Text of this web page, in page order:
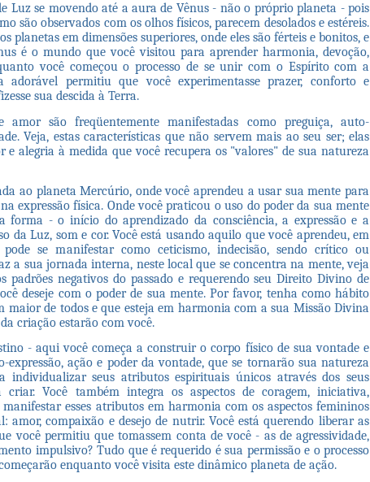
Luz se movendo até a aura de Vênus - não o próprio planeta - pois
são observados com os olhos físicos, parecem desolados e estéreis.
planetas em dimensões superiores, onde eles são férteis e bonitos, e
é o mundo que você visitou para aprender harmonia, devoção,
você começou o processo de se unir com o Espírito com a
adorável permitiu que você experimentasse prazer, conforto e
sua descida à Terra.
amor são freqüentemente manifestadas como preguiça, auto-
Veja, estas características que não servem mais ao seu ser; elas
e alegria à medida que você recupera os "valores" de sua natureza
ao planeta Mercúrio, onde você aprendeu a usar sua mente para
expressão física. Onde você praticou o uso do poder da sua mente
forma - o início do aprendizado da consciência, a expressão e a
da Luz, som e cor. Você está usando aquilo que você aprendeu, em
se manifestar como ceticismo, indecisão, sendo crítico ou
a sua jornada interna, neste local que se concentra na mente, veja
padrões negativos do passado e requerendo seu Direito Divino de
deseje com o poder de sua mente. Por favor, tenha como hábito
maior de todos e que esteja em harmonia com a sua Missão Divina
criação estarão com você.
- aqui você começa a construir o corpo físico de sua vontade e
ação e poder da vontade, que se tornarão sua natureza
individualizar seus atributos espirituais únicos através dos seus
criar. Você também integra os aspectos de coragem, iniciativa,
esses atributos em harmonia com os aspectos femininos
amor, compaixão e desejo de nutrir. Você está querendo liberar as
você permitiu que tomassem conta de você - as de agressividade,
impulsivo? Tudo que é requerido é sua permissão e o processo
enquanto você visita este dinâmico planeta de ação.